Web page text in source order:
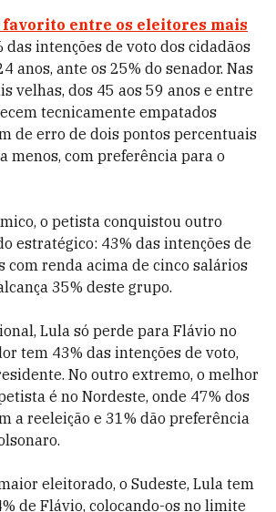
favorito entre os eleitores mais
das intenções de voto dos cidadãos
anos, ante os 25% do senador. Nas
velhas, dos 45 aos 59 anos e entre
tecnicamente empatados
de erro de dois pontos percentuais
menos, com preferência para o
o petista conquistou outro
estratégico: 43% das intenções de
com renda acima de cinco salários
35% deste grupo.
Lula só perde para Flávio no
tem 43% das intenções de voto,
No outro extremo, o melhor
é no Nordeste, onde 47% dos
a reeleição e 31% dão preferência
eleitorado, o Sudeste, Lula tem
de Flávio, colocando-os no limite